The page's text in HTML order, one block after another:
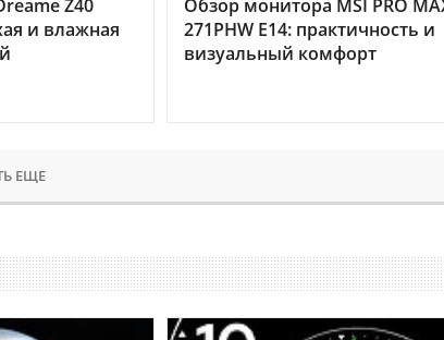
Z40
и влажная
Обзор монитора MSI PRO
271PHW E14: практичность и
визуальный комфорт
ЕЩЕ